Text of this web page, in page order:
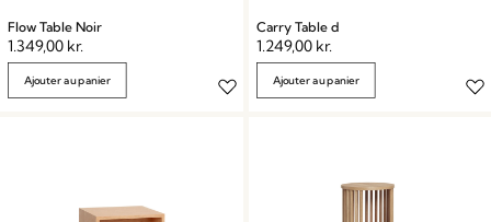
Flow Table Noir
1.349,00 kr.
Ajouter au panier
Carry Table d
1.249,00 kr.
Ajouter au panier